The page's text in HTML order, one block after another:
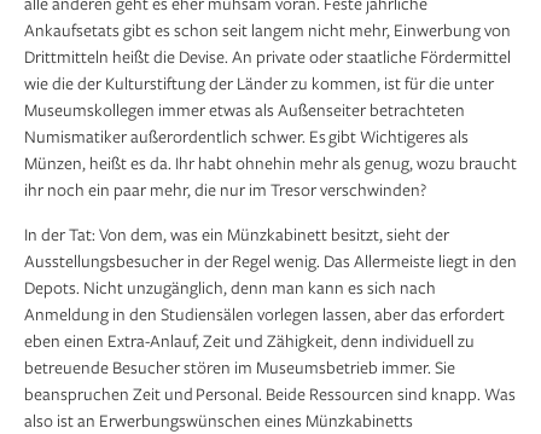
Ankaufsetats gibt es schon seit langem nicht mehr, Einwerbung von
Drittmitteln heißt die Devise. An private oder staat­liche Fördermittel
wie die der Kulturstiftung der Länder zu kommen, ist für die unter
Museumskollegen immer etwas als Außenseiter betrachteten
Numisma­tiker außerordentlich schwer. Es gibt Wichtigeres als
Münzen, heißt es da. Ihr habt ohnehin mehr als genug, wozu braucht
ihr noch ein paar mehr, die nur im Tresor verschwinden?
In der Tat: Von dem, was ein Münzkabinett ­besitzt, sieht der
Ausstellungsbesucher in der Regel wenig. Das Allermeiste liegt in den
Depots. Nicht unzugänglich, denn man kann es sich nach
Anmeldung in den Studiensälen vorlegen lassen, aber das erfordert
eben einen Extra-Anlauf, Zeit und Zähigkeit, denn individuell zu
betreuende Besucher stören im Museumsbetrieb immer. Sie
beanspruchen Zeit und Per­sonal. Beide Ressourcen sind knapp. Was
also ist an Erwerbungswünschen eines Münzkabinetts